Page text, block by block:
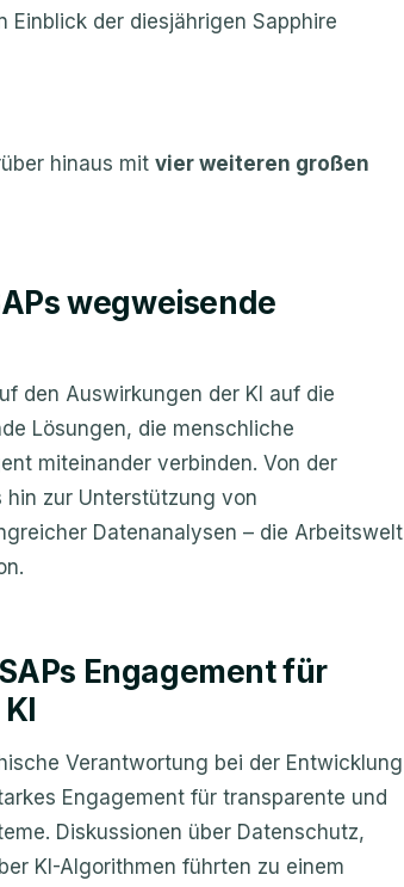
Einblick der diesjährigen Sapphire
hinaus mit vier weiteren großen
wegweisende
den Auswirkungen der KI auf die
Lösungen, die menschliche
miteinander verbinden. Von der
zur Unterstützung von
Datenanalysen – die Arbeitswelt
Engagement für
Verantwortung bei der Entwicklung
Engagement für transparente und
Diskussionen über Datenschutz,
KI-Algorithmen führten zu einem